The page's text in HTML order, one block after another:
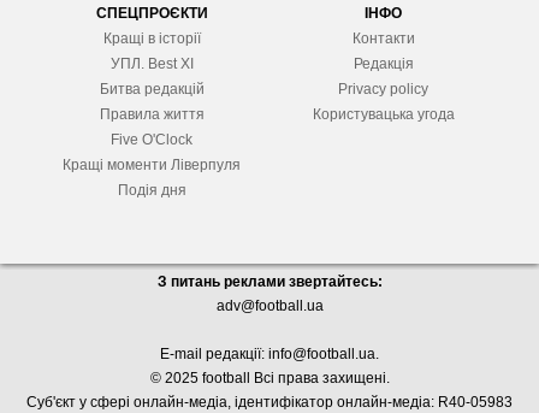
СПЕЦПРОЄКТИ
Кращі в історії
УПЛ. Best XІ
Битва редакцій
Правила життя
Five O'Clock
Кращі моменти Ліверпуля
Подія дня
ІНФО
Контакти
Редакція
Privacy policy
Користувацька угода
З питань реклами звертайтесь:
adv@football.ua
E-mail редакції: info@football.ua.
© 2025 football Всі права захищені.
Суб'єкт у сфері онлайн-медіа, ідентифікатор онлайн-медіа: R40-05983